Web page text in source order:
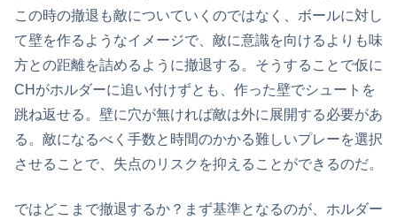
この時の撤退も敵についていくのではなく、ボールに対し
て壁を作るようなイメージで、敵に意識を向けるよりも味
方との距離を詰めるように撤退する。そうすることで仮に
CHがホルダーに追い付けずとも、作った壁でシュートを
跳ね返せる。壁に穴が無ければ敵は外に展開する必要があ
る。敵になるべく手数と時間のかかる難しいプレーを選択
させることで、失点のリスクを抑えることができるのだ。
ではどこまで撤退するか？まず基準となるのが、 ホルダー